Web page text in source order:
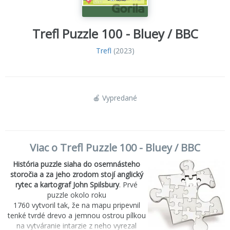
Trefl Puzzle 100 - Bluey / BBC
Trefl (2023)
🍎 Vypredané
Viac o Trefl Puzzle 100 - Bluey / BBC
História puzzle siaha do osemnásteho
storočia a za jeho zrodom stojí anglický
rytec a kartograf John Spilsbury. Prvé
puzzle okolo roku
1760 vytvoril tak, že na mapu pripevnil
tenké tvrdé drevo a jemnou ostrou pílkou
na vytváranie intarzie z neho vyrezal